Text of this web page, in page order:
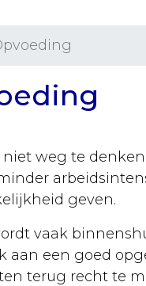
niet weg te
geven.
vaak
aan een goed
terug recht te